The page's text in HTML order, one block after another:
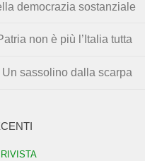
democrazia sostanziale
non è più l’Italia tutta
Un sassolino dalla scarpa
RIVISTA